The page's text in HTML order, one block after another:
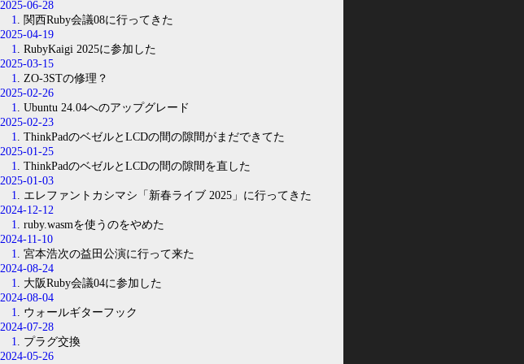
2025-06-28
1
. 関西Ruby会議08に行ってきた
2025-04-19
1
. RubyKaigi 2025に参加した
2025-03-15
1
. ZO-3STの修理？
2025-02-26
1
. Ubuntu 24.04へのアップグレード
2025-02-23
1
. ThinkPadのベゼルとLCDの間の隙間がまだできてた
2025-01-25
1
. ThinkPadのベゼルとLCDの間の隙間を直した
2025-01-03
1
. エレファントカシマシ「新春ライブ 2025」に行ってきた
2024-12-12
1
. ruby.wasmを使うのをやめた
2024-11-10
1
. 宮本浩次の益田公演に行って来た
2024-08-24
1
. 大阪Ruby会議04に参加した
2024-08-04
1
. ウォールギターフック
2024-07-28
1
. プラグ交換
2024-05-26